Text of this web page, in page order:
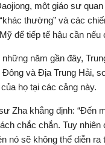
một giáo sư
thường” và các
để tiếp tế hậu cần
những năm gần đây,
Đông và Địa Trung Hải,
họ tại các cảng này.
Zha khẳng định: “Đến
chắc chắn. Tuy
nó sẽ không thể diễn ra